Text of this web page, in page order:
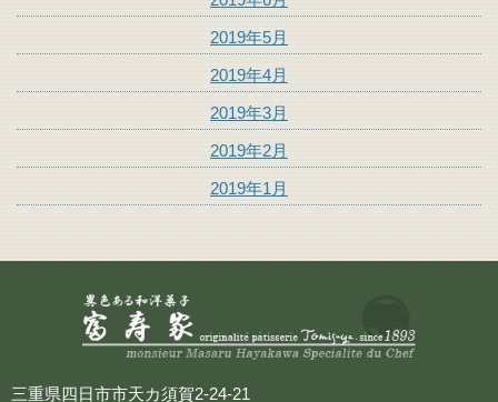
2019年5月
2019年4月
2019年3月
2019年2月
2019年1月
三重県四日市市天カ須賀2-24-21